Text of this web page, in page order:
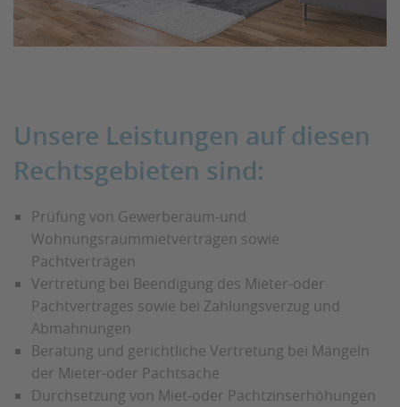
Unsere Leistungen auf diesen
Rechtsgebieten sind:
Prüfung von Gewerberaum-und
Wohnungsraummietverträgen sowie
Pachtverträgen
Vertretung bei Beendigung des Mieter-oder
Pachtvertrages sowie bei Zahlungsverzug und
Abmahnungen
Beratung und gerichtliche Vertretung bei Mängeln
der Mieter-oder Pachtsache
Durchsetzung von Miet-oder Pachtzinserhöhungen